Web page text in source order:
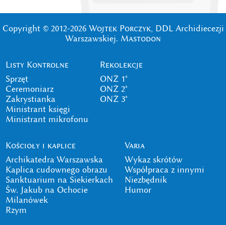
Copyright © 2012-2026 Wojtek Porczyk, DDL Archidiecezji
Warszawskiej. Mastodon
Listy Kontrolne
Sprzęt
Ceremoniarz
Zakrystianka
Ministrant księgi
Ministrant mikrofonu
Rekolekcje
ONŻ 1°
ONŻ 2°
ONŻ 3°
Kościoły i kaplice
Archikatedra Warszawska
Kaplica cudownego obrazu
Sanktuarium na Siekierkach
Św. Jakub na Ochocie
Milanówek
Rzym
Varia
Wykaz skrótów
Współpraca z innymi
Niezbędnik
Humor